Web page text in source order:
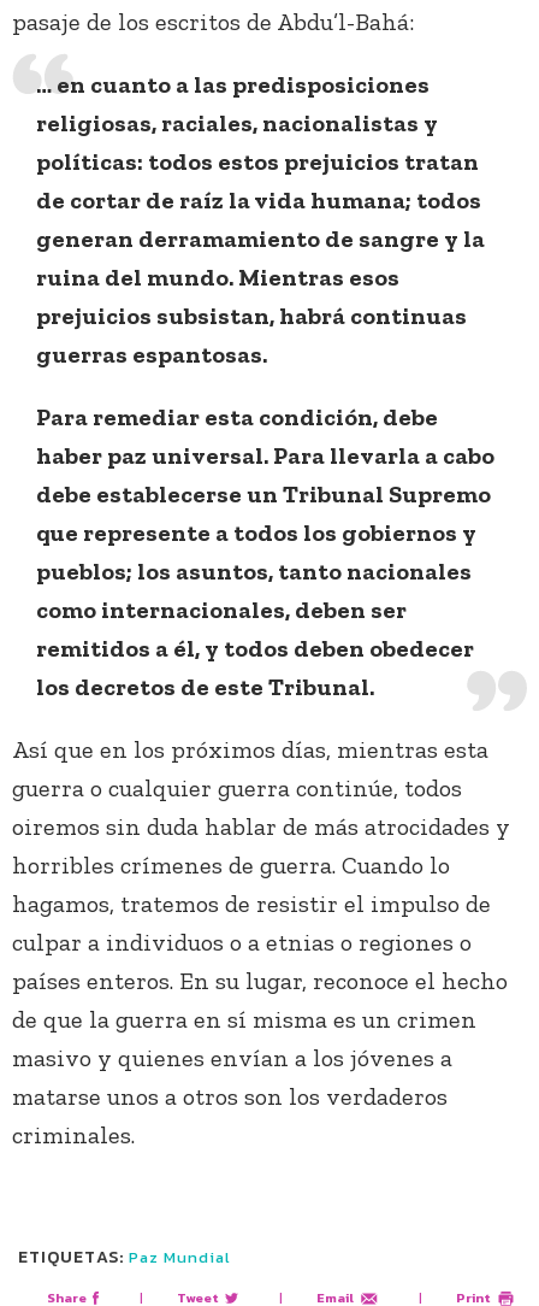
pasaje de los escritos de Abdu’l-Bahá:
… en cuanto a las predisposiciones
religiosas, raciales, nacionalistas y
políticas: todos estos prejuicios tratan
de cortar de raíz la vida humana; todos
generan derramamiento de sangre y la
ruina del mundo. Mientras esos
prejuicios subsistan, habrá continuas
guerras espantosas.
Para remediar esta condición, debe
haber paz universal. Para llevarla a cabo
debe establecerse un Tribunal Supremo
que represente a todos los gobiernos y
pueblos; los asuntos, tanto nacionales
como internacionales, deben ser
remitidos a él, y todos deben obedecer
los decretos de este Tribunal.
Así que en los próximos días, mientras esta
guerra o cualquier guerra continúe, todos
oiremos sin duda hablar de más atrocidades y
horribles crímenes de guerra. Cuando lo
hagamos, tratemos de resistir el impulso de
culpar a individuos o a etnias o regiones o
países enteros. En su lugar, reconoce el hecho
de que la guerra en sí misma es un crimen
masivo y quienes envían a los jóvenes a
matarse unos a otros son los verdaderos
criminales.
ETIQUETAS: Paz Mundial
Share | Tweet | Email | Print